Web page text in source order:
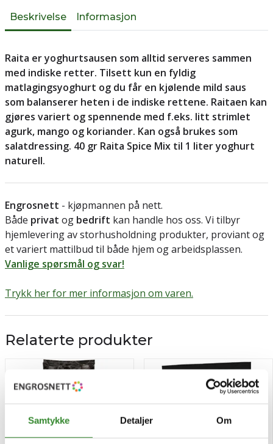
Samtykke Detaljer Om
Beskrivelse Informasjon
Raita er yoghurtsausen som alltid serveres sammen
med indiske retter. Tilsett kun en fyldig
matlagingsyoghurt og du får en kjølende mild saus
som balanserer heten i de indiske rettene. Raitaen kan
gjøres variert og spennende med f.eks. litt strimlet
agurk, mango og koriander. Kan også brukes som
salatdressing. 40 gr Raita Spice Mix til 1 liter yoghurt
naturell.
Engrosnett - kjøpmannen på nett.
Både privat og bedrift kan handle hos oss. Vi tilbyr
hjemlevering av storhusholdning produkter, proviant og
et variert mattilbud til både hjem og arbeidsplassen.
Vanlige spørsmål og svar!
Trykk her for mer informasjon om varen.
Relaterte produkter